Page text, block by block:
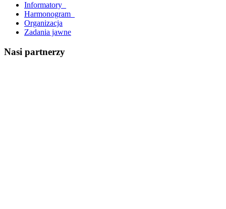
Informatory_
Harmonogram_
Organizacja
Zadania jawne
Nasi partnerzy